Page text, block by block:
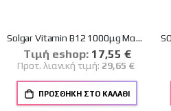
Solgar Vitamin B12 1000μg Μασώμενα Δισκία Βιταμίνη B12 για την Ομαλή Λειτουργία του Νευρικού Συστήματος, 100nuggets
Tιμή eshop: Ειδική
Τιμή
17,55 €
Προτ. λιανική τιμή: 29,65 €
ΠΡΟΣΘΉΚΗ ΣΤΟ ΚΑΛΆΘΙ